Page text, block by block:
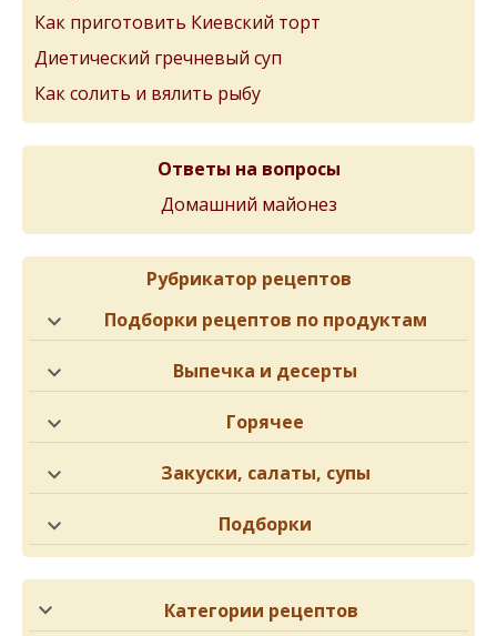
Как приготовить Киевский торт
Диетический гречневый суп
Как солить и вялить рыбу
Ответы на вопросы
Домашний майонез
Рубрикатор рецептов
Подборки рецептов по продуктам
Выпечка и десерты
Горячее
Закуски, салаты, супы
Подборки
Категории рецептов